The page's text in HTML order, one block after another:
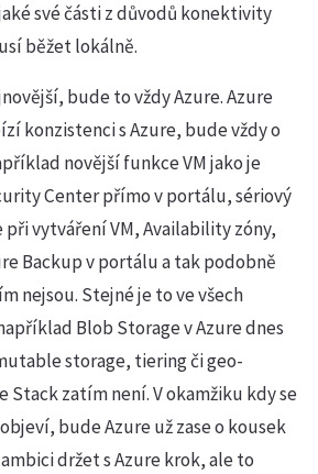
své části z důvodů konektivity
běžet lokálně.
bude to vždy Azure. Azure
konzistenci s Azure, bude vždy o
novější funkce VM jako je
Center přímo v portálu, sériový
vytváření VM, Availability zóny,
Backup v portálu a tak podobně
nejsou. Stejné je to ve všech
Blob Storage v Azure dnes
storage, tiering či geo-
Stack zatím není. V okamžiku kdy se
bude Azure už zase o kousek
držet s Azure krok, ale to